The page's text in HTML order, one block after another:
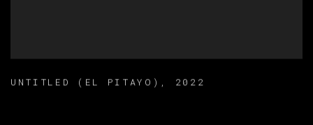
UNTITLED (EL PITAYO) , 2022